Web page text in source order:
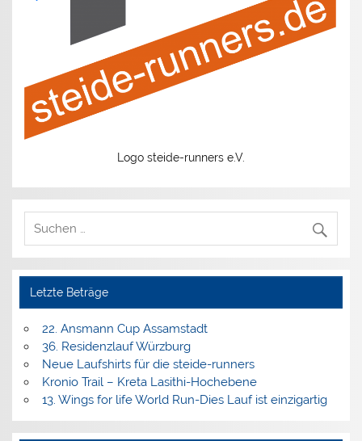
Logo steide-runners e.V.
Letzte Beträge
22. Ansmann Cup Assamstadt
36. Residenzlauf Würzburg
Neue Laufshirts für die steide-runners
Kronio Trail – Kreta Lasithi-Hochebene
13. Wings for life World Run-Dies Lauf ist einzigartig